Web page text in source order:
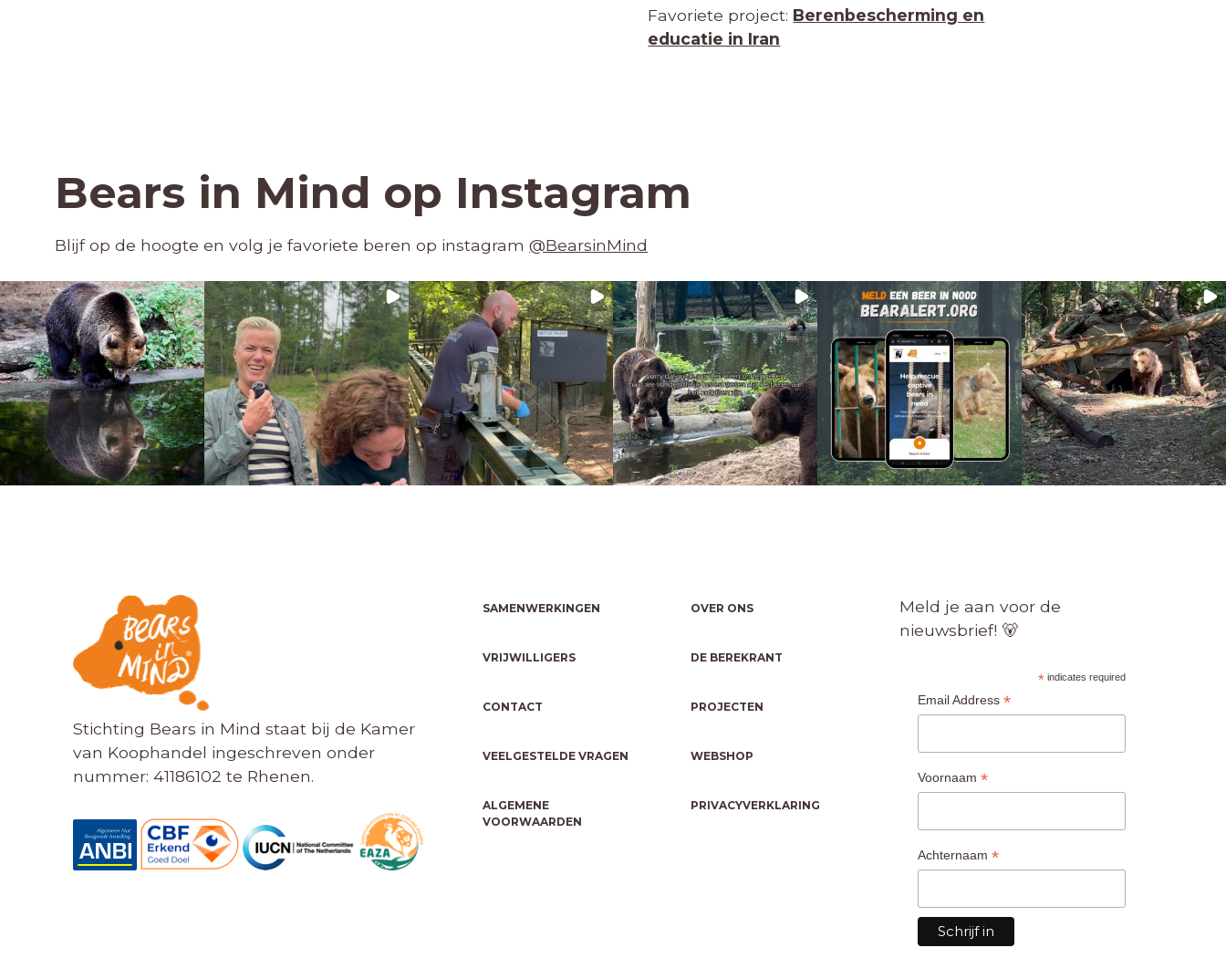
Favoriete project: Berenbescherming en
educatie in Iran
Bears in Mind op Instagram
Blijf op de hoogte en volg je favoriete beren op instagram @BearsinMind
Stichting Bears in Mind staat bij de Kamer
van Koophandel ingeschreven onder
nummer: 41186102 te Rhenen.
SAMENWERKINGEN
VRIJWILLIGERS
CONTACT
VEELGESTELDE VRAGEN
ALGEMENE
VOORWAARDEN
OVER ONS
DE BEREKRANT
PROJECTEN
WEBSHOP
PRIVACYVERKLARING
Meld je aan voor de
nieuwsbrief! 🐻
* indicates required
Email Address *
Voornaam *
Achternaam *